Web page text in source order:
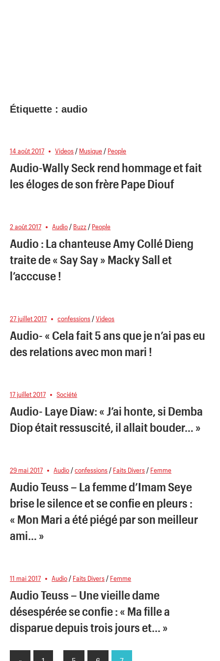
Étiquette : audio
14 août 2017 Videos / Musique / People
Audio-Wally Seck rend hommage et fait
les éloges de son frère Pape Diouf
2 août 2017 Audio / Buzz / People
Audio : La chanteuse Amy Collé Dieng
traite de « Say Say » Macky Sall et
l’acccuse !
27 juillet 2017 confessions /Videos
Audio- « Cela fait 5 ans que je n’ai pas eu
des relations avec mon mari !
17 juillet 2017 Société
Audio- Laye Diaw: « J’ai honte, si Demba
Diop était ressuscité, il allait bouder… »
29 mai 2017 Audio /confessions / Faits Divers / Femme
Audio Teuss – La femme d’Imam Seye
brise le silence et se confie en pleurs :
« Mon Mari a été piégé par son meilleur
ami… »
11 mai 2017 Audio / Faits Divers / Femme
Audio Teuss – Une vieille dame
désespérée se confie : « Ma fille a
disparue depuis trois jours et… »